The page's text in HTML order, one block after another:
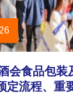
会食品包装
定流程、重